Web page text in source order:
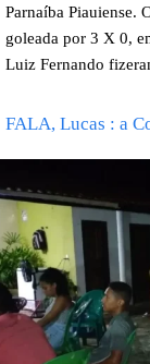
Parnaíba Piauiense.
goleada por 3 X 0,
Luiz Fernando
FALA, Lucas : a